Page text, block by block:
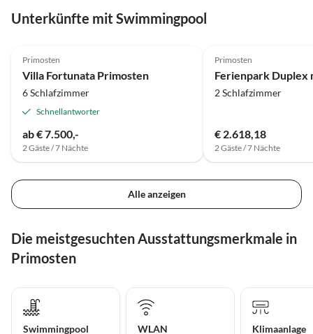
Unterkünfte mit Swimmingpool
Primosten
Villa Fortunata Primosten
6 Schlafzimmer
Schnellantworter
ab € 7.500,-
2 Gäste / 7 Nächte
Primosten
2 Schlafzimmer
€ 2.618,18
2 Gäste / 7 Nächte
Alle anzeigen
Die meistgesuchten Ausstattungsmerkmale in
Primosten
Swimmingpool WLAN Klimaanlage